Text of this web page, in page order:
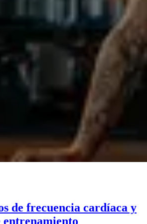
de frecuencia cardíaca y
entrenamiento